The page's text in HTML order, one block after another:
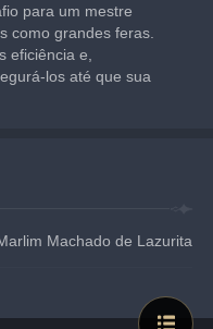
para um mestre
como grandes feras.
eficiência e,
los até que sua
Machado de Lazurita